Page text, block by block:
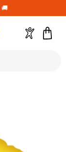
🚚
Account